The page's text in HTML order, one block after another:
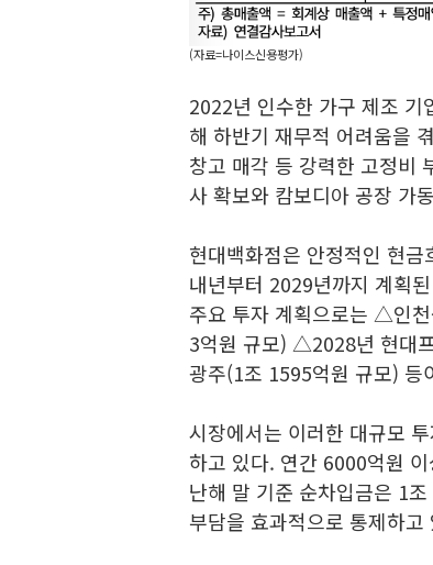
(자료=나이스신용평가)
2022년 인수한 가구 제조 기
해 하반기 재무적 어려움을
창고 매각 등 강력한 고정비
사 확보와 캄보디아 공장 가
현대백화점은 안정적인 현
내년부터 2029년까지 계획
주요 투자 계획으로는 △인
3억원 규모) △2028년 현대
광주(1조 1595억원 규모) 등
시장에서는 이러한 대규모
하고 있다. 연간 6000억원
난해 말 기준 순차입금은 1
부담을 효과적으로 통제하고